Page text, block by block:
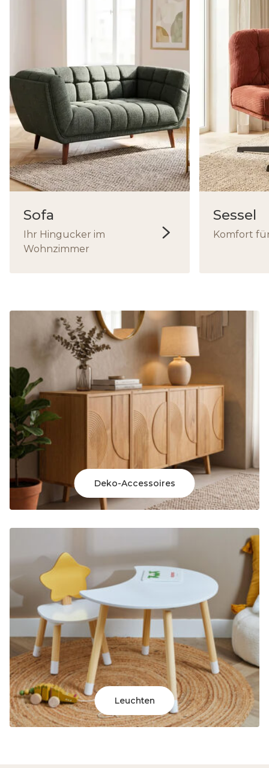
Sofa
Ihr Hingucker im
Wohnzimmer
Sessel
Komfort
Deko-Accessoires
Leuchten